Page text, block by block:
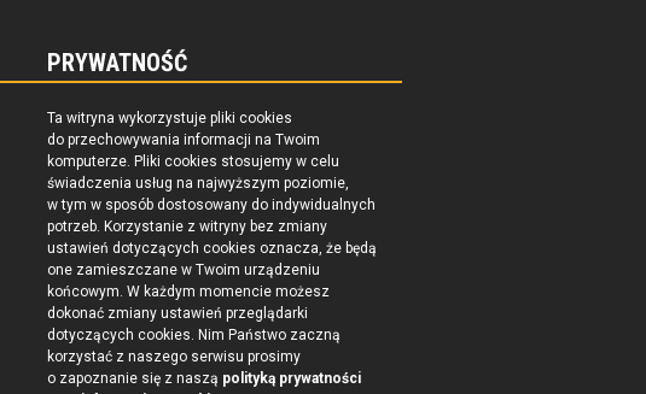
PRYWATNOŚĆ
Ta witryna wykorzystuje pliki cookies
do przechowywania informacji na Twoim
komputerze. Pliki cookies stosujemy w celu
świadczenia usług na najwyższym poziomie,
w tym w sposób dostosowany do indywidualnych
potrzeb. Korzystanie z witryny bez zmiany
ustawień dotyczących cookies oznacza, że będą
one zamieszczane w Twoim urządzeniu
końcowym. W każdym momencie możesz
dokonać zmiany ustawień przeglądarki
dotyczących cookies. Nim Państwo zaczną
korzystać z naszego serwisu prosimy
o zapoznanie się z naszą polityką prywatności